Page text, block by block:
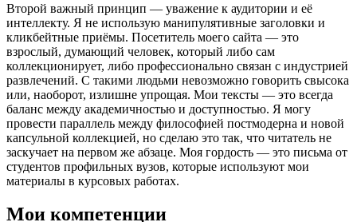
Второй важный принцип — уважение к аудитории и её
интеллекту. Я не использую манипулятивные заголовки и
кликбейтные приёмы. Посетитель моего сайта — это
взрослый, думающий человек, который либо сам
коллекционирует, либо профессионально связан с индустрией
развлечений. С такими людьми невозможно говорить свысока
или, наоборот, излишне упрощая. Мои тексты — это всегда
баланс между академичностью и доступностью. Я могу
провести параллель между философией постмодерна и новой
капсульной коллекцией, но сделаю это так, что читатель не
заскучает на первом же абзаце. Моя гордость — это письма от
студентов профильных вузов, которые используют мои
материалы в курсовых работах.
Мои компетенции